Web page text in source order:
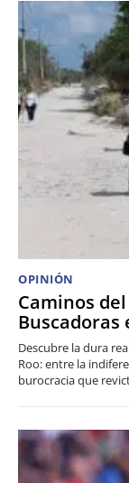
OPINIÓN
Caminos
Buscadoras
Descubre la dura
Roo: entre la
burocracia que